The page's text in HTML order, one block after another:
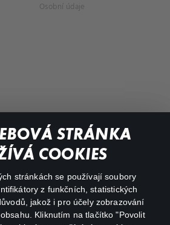
STRÁNKA
COOKIES
stránkách se používají soubory
z funkčních, statistických
jakož i pro účely zobrazování
Kliknutím na tlačítko "Povolit
Osobní údaje